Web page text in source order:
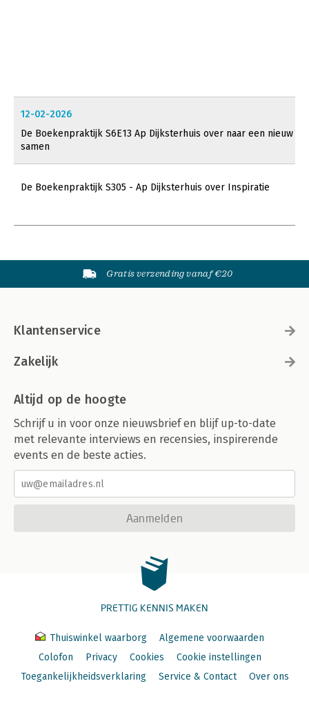
12-02-2026
De Boekenpraktijk S6E13 Ap Dijksterhuis over naar een nieuw
samen
De Boekenpraktijk S305 - Ap Dijksterhuis over Inspiratie
Gratis verzending vanaf €20
Klantenservice
Zakelijk
Altijd op de hoogte
Schrijf u in voor onze nieuwsbrief en blijf up-to-date
met relevante interviews en recensies, inspirerende
events en de beste acties.
Aanmelden
PRETTIG KENNIS MAKEN
Thuiswinkel waarborg
Algemene voorwaarden
Colofon
Privacy Cookies
Cookie instellingen
Toegankelijkheidsverklaring
Service & Contact Over ons